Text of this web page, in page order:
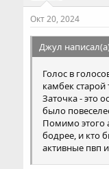
Окт 20, 2024
Джул
Голос в
камбек старой
Заточка - это
было
Помимо этого
бодрее, и кто
активные пвп